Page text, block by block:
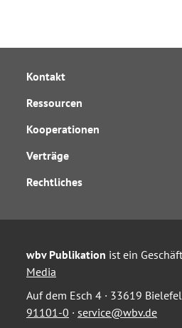
Kontakt
Ressourcen
Kooperationen
Verträge
Rechtliches
wbv Publikation ist ein
Media
Auf dem Esch 4 · 33619
91101-0 · service@wbv.de